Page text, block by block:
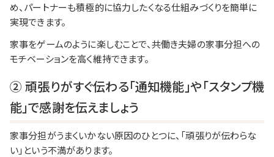
め、パートナーも積極的に協力したくなる仕組みづくりを簡単に
実現できます。
家事をゲームのように楽しむことで、共働き夫婦の家事分担への
モチベーションを高く維持できます。
② 頑張りがすぐ伝わる「通知機能」や「スタンプ機
能」で感謝を伝えましょう
家事分担がうまくいかない原因のひとつに、「頑張りが伝わらな
い」という不満があります。